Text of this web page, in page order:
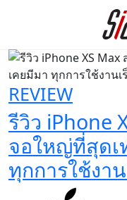
REVIEW
รีวิว iPhone
จอใหญ่ที่สุดเ
ทุกการใช้งา